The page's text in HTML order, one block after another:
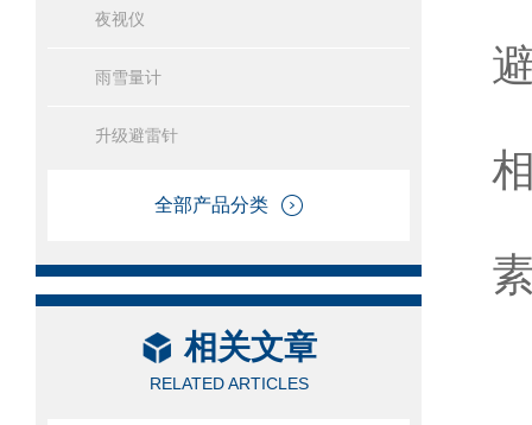
夜视仪
雨雪量计
升级避雷针
全部产品分类
相关文章
RELATED ARTICLES